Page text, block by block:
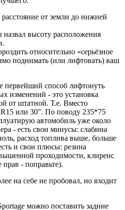
от земли до нижней
высоту расположения
относительно «серьёзное
поднимать (или лифтовать) ваш
первейший способ лифтонуть
изменений - это установка
от штатной. Т.е. Вместо
или 30". По поводу 235*75
автомобиль уже около
- есть свои минусы: слабина
расход топлива выше, больше
и свои плюсы: резина
проходимости, клиренс
- поправьте).
на себе не пробовал, но входит
можно поставить задние